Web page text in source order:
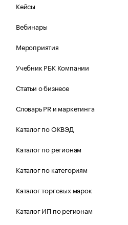
Кейсы
Вебинары
Мероприятия
Учебник РБК Компании
Статьи о бизнесе
Словарь PR и маркетинга
Каталог по ОКВЭД
Каталог по регионам
Каталог по категориям
Каталог торговых марок
Каталог ИП по регионам